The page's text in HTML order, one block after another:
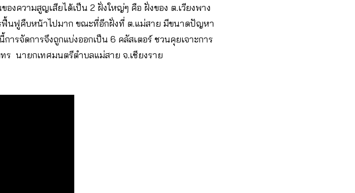
งความสูญเสียได้เป็น 2 ฝั่งใหญ่ๆ คือ ฝั่งของ ต.เวียงพาง
ฟื้นฟูคืบหน้าไปมาก ขณะที่อีกฝั่งที่ ต.แม่สาย มีขนาดปัญหา
รจัดการจึงถูกแบ่งออกเป็น 6 คลัสเตอร์ ชวนคุยเจาะการ
นายกเทศมนตรีตำบลแม่สาย จ.เชียงราย